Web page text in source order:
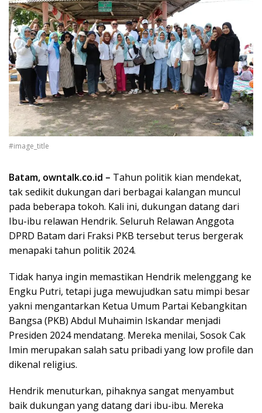
#image_title
Batam, owntalk.co.id – Tahun politik kian mendekat,
tak sedikit dukungan dari berbagai kalangan muncul
pada beberapa tokoh. Kali ini, dukungan datang dari
Ibu-ibu relawan Hendrik. Seluruh Relawan Anggota
DPRD Batam dari Fraksi PKB tersebut terus bergerak
menapaki tahun politik 2024.
Tidak hanya ingin memastikan Hendrik melenggang ke
Engku Putri, tetapi juga mewujudkan satu mimpi besar
yakni mengantarkan Ketua Umum Partai Kebangkitan
Bangsa (PKB) Abdul Muhaimin Iskandar menjadi
Presiden 2024 mendatang. Mereka menilai, Sosok Cak
Imin merupakan salah satu pribadi yang low profile dan
dikenal religius.
Hendrik menuturkan, pihaknya sangat menyambut
baik dukungan yang datang dari ibu-ibu. Mereka